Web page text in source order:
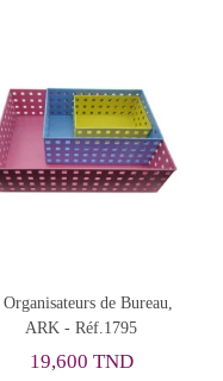
Bac à Courrier
Neutre - ARK
8,397 TND